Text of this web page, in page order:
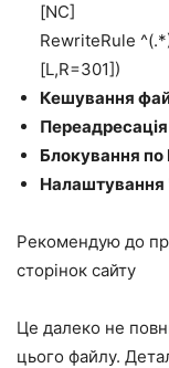
[NC]
RewriteRule
[L,R=301])
Кешування
Блокування по
Рекомендую до
сторінок сайту
Це далеко не
цього файлу.